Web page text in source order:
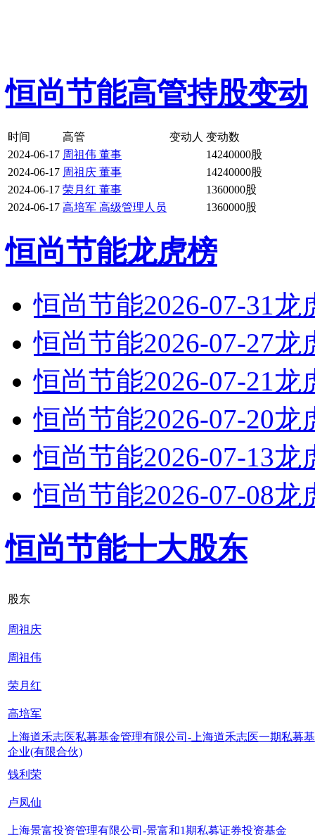
恒尚节能高管持股变动
时间 高管 变动人 变动数
2024-06-17 周祖伟 董事
14240000股
2024-06-17 周祖庆 董事
14240000股
2024-06-17 荣月红 董事
1360000股
2024-06-17 高培军 高级管理人员 1360000股
恒尚节能龙虎榜
恒尚节能2026-07-31龙
恒尚节能2026-07-27龙
恒尚节能2026-07-21龙
恒尚节能2026-07-20龙
恒尚节能2026-07-13龙
恒尚节能2026-07-08龙
恒尚节能十大股东
股东
周祖庆
周祖伟
荣月红
高培军
上海道禾志医私募基金管理有限公司-上海道禾志医一期私募
企业(有限合伙)
钱利荣
卢凤仙
上海景富投资管理有限公司-景富和1期私募证券投资基金